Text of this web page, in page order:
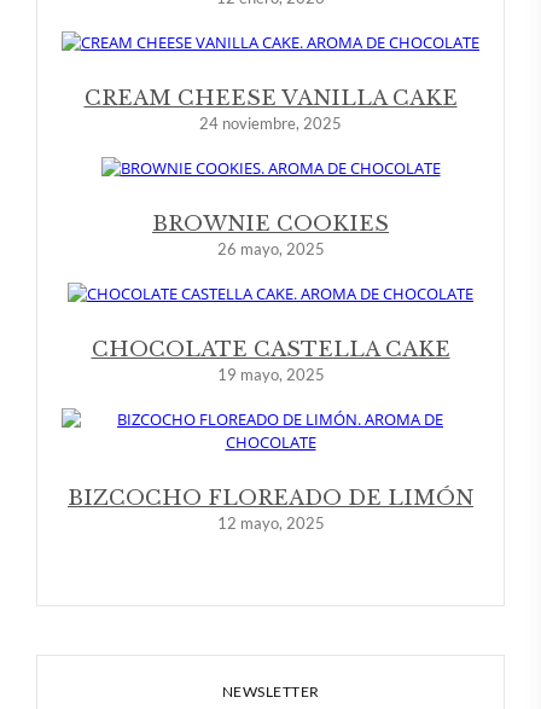
CREAM CHEESE VANILLA CAKE
24 noviembre, 2025
BROWNIE COOKIES
26 mayo, 2025
CHOCOLATE CASTELLA CAKE
19 mayo, 2025
BIZCOCHO FLOREADO DE LIMÓN
12 mayo, 2025
NEWSLETTER